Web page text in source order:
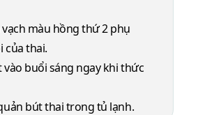
màu hồng thứ 2 phụ
của thai.
vào buổi sáng ngay khi thức
bút thai trong tủ lạnh.